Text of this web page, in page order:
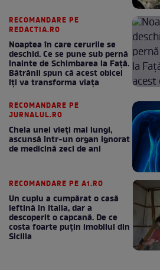
RECOMANDARE PE
REDACTIA.RO
Noaptea în care cerurile se
deschid. Ce se pune sub pernă
înainte de Schimbarea la Față.
Bătrânii spun că acest obicei
îți va transforma viața
RECOMANDARE PE
JURNALUL.RO
Cheia unei vieți mai lungi,
ascunsă într-un organ ignorat
de medicină zeci de ani
RECOMANDARE PE A1.RO
Un cuplu a cumpărat o casă
ieftină în Italia, dar a
descoperit o capcană. De ce
costa foarte puțin imobilul din
Sicilia